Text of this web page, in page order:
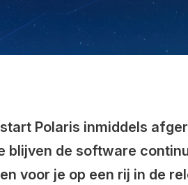
Polaris inmiddels
de software
voor je op een rij in de